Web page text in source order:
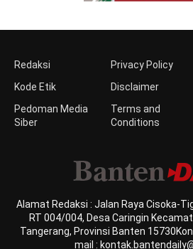
Redaksi
Kode Etik
Pedoman Media
Siber
Privacy Policy
Disclaimer
Terms and
Conditions
Alamat Redaksi : Jalan Raya Cisoka-
RT 004/004, Desa Caringin
Tangerang, Provinsi Banten
mail :